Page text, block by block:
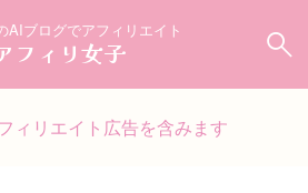
AIブログでアフィリエイト
フィリ女子
ィリエイト広告を含みます